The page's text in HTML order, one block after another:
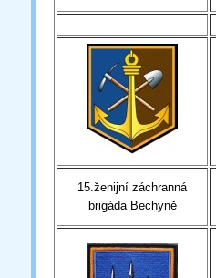
15.ženijní záchranná
brigáda Bechyně